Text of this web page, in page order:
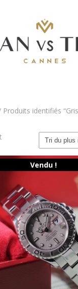
Produits identifiés
Vendu !